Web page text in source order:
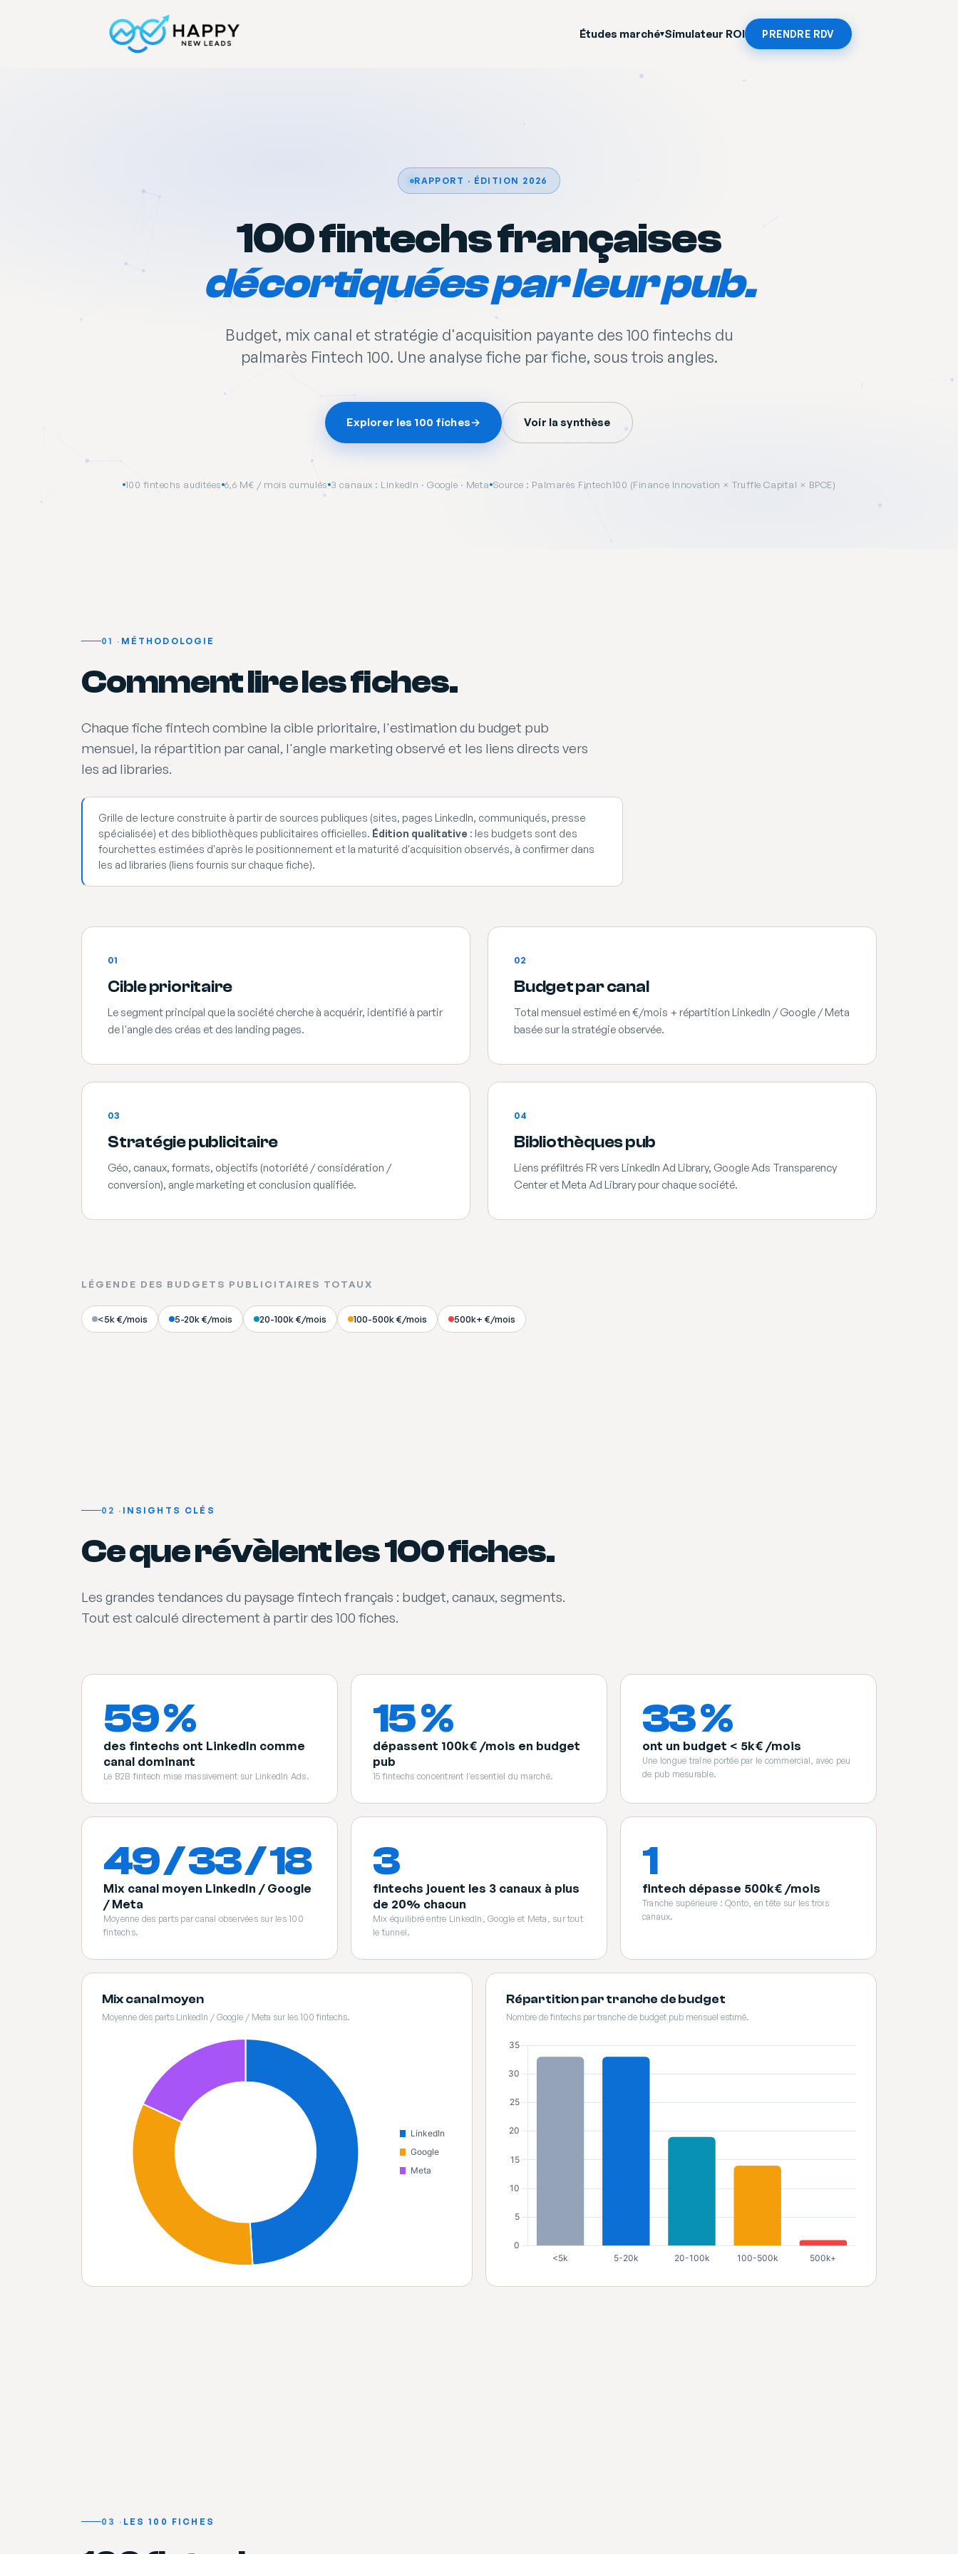
Études marché▾Simulateur ROI PRENDRE RDV
RAPPORT · ÉDITION 2026
100 fintechs françaises
décortiquées par leur pub.
Budget, mix canal et stratégie d'acquisition payante des 100 fintechs du
palmarès Fintech 100. Une analyse fiche par fiche, sous trois angles.
Explorer les 100 fiches→ Voir la synthèse
100 fintechs auditées 6,6 M€ / mois cumulés 3 canaux : LinkedIn · Google · Meta Source : Palmarès Fintech100 (Finance Innovation × Truffle Capital × BPCE)
01 MÉTHODOLOGIE
Comment lire les fiches.
Chaque fiche fintech combine la cible prioritaire, l'estimation du budget pub
mensuel, la répartition par canal, l'angle marketing observé et les liens directs vers
les ad libraries.
Grille de lecture construite à partir de sources publiques (sites, pages LinkedIn, communiqués, presse
spécialisée) et des bibliothèques publicitaires officielles. Édition qualitative : les budgets sont des
fourchettes estimées d'après le positionnement et la maturité d'acquisition observés, à confirmer dans
les ad libraries (liens fournis sur chaque fiche).
01
Cible prioritaire
Le segment principal que la société cherche à acquérir, identifié à partir
de l'angle des créas et des landing pages.
02
Budget par canal
Total mensuel estimé en €/mois + répartition LinkedIn / Google / Meta
basée sur la stratégie observée.
03
Stratégie publicitaire
Géo, canaux, formats, objectifs (notoriété / considération /
conversion), angle marketing et conclusion qualifiée.
04
Bibliothèques pub
Liens préfiltrés FR vers LinkedIn Ad Library, Google Ads Transparency
Center et Meta Ad Library pour chaque société.
LÉGENDE DES BUDGETS PUBLICITAIRES TOTAUX
<5k €/mois 5-20k €/mois 20-100k €/mois 100-500k €/mois 500k+ €/mois
02 INSIGHTS CLÉS
Ce que révèlent les 100 fiches.
Les grandes tendances du paysage fintech français : budget, canaux, segments.
Tout est calculé directement à partir des 100 fiches.
59 %
des fintechs ont LinkedIn comme
canal dominant
Le B2B fintech mise massivement sur LinkedIn Ads.
15 %
dépassent 100k€ /mois en budget
pub
15 fintechs concentrent l'essentiel du marché.
33 %
ont un budget < 5k€ /mois
Une longue traîne portée par le commercial, avec peu
de pub mesurable.
49 / 33 / 18
Mix canal moyen LinkedIn / Google
/ Meta
Moyenne des parts par canal observées sur les 100
fintechs.
3
fintechs jouent les 3 canaux à plus
de 20% chacun
Mix équilibré entre LinkedIn, Google et Meta, sur tout
le tunnel.
1
fintech dépasse 500k€ /mois
Tranche supérieure : Qonto, en tête sur les trois
canaux.
Mix canal moyen
Moyenne des parts LinkedIn / Google / Meta sur les 100 fintechs.
Répartition par tranche de budget
Nombre de fintechs par tranche de budget pub mensuel estimé.
03 LES 100 FICHES